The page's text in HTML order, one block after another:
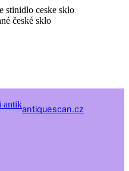
české sklo
antiquescan.cz